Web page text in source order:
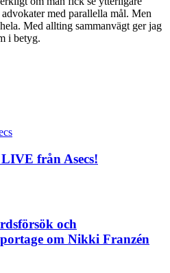
med parallella mål. Men
Med allting sammanvägt ger jag
i betyg.
från Asecs!
och
om Nikki Franzén